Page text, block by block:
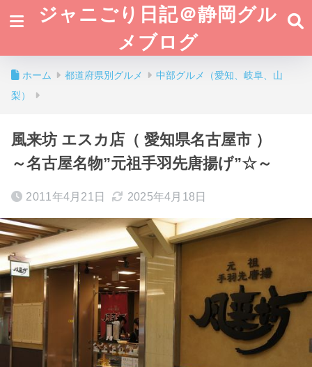
ジャニごり日記＠静岡グル
メブログ
ホーム 都道府県別グルメ
中部グルメ（愛知、岐阜、山
梨）
風来坊 エスカ店（ 愛知県名古屋市 ）
～名古屋名物”元祖手羽先唐揚げ”☆～
2011年4月21日 2025年4月18日